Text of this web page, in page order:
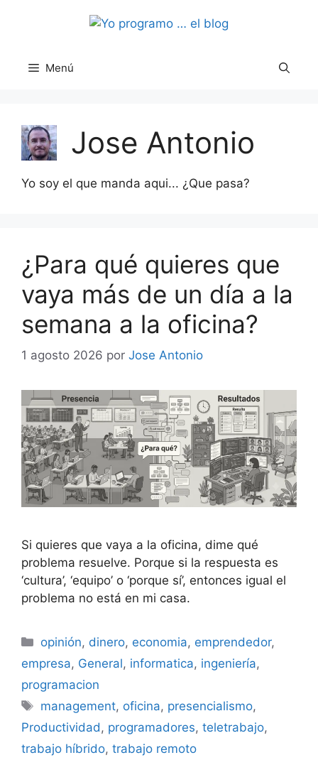
Menú
Jose Antonio
Yo soy el que manda aqui... ¿Que pasa?
¿Para qué quieres que
vaya más de un día a la
semana a la oficina?
1 agosto 2026 por Jose Antonio
Si quieres que vaya a la oficina, dime qué
problema resuelve. Porque si la respuesta es
‘cultura’, ‘equipo’ o ‘porque sí’, entonces igual el
problema no está en mi casa.
Categorías
opinión, dinero, economia, emprendedor,
empresa, General, informatica, ingeniería,
programacion
Etiquetas
management, oficina, presencialismo,
Productividad, programadores, teletrabajo,
trabajo híbrido, trabajo remoto